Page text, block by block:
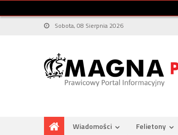
Sobota, 08 Sierpnia 2026
Wiadomości Felietony